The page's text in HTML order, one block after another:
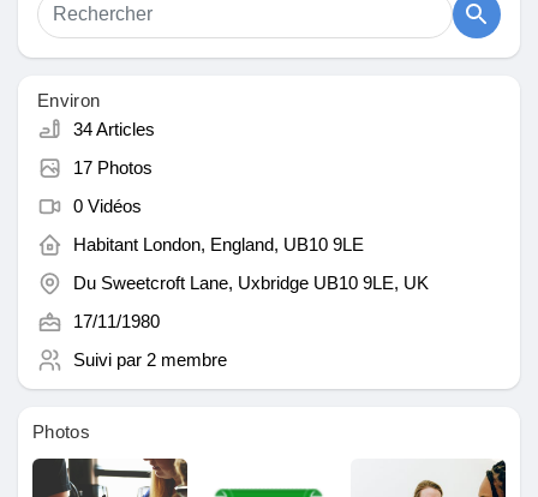
Découvrir Pages
Environ
34 Articles
17 Photos
0 Vidéos
Habitant London, England, UB10 9LE
Du Sweetcroft Lane, Uxbridge UB10 9LE, UK
17/11/1980
Suivi par 2 membre
Photos